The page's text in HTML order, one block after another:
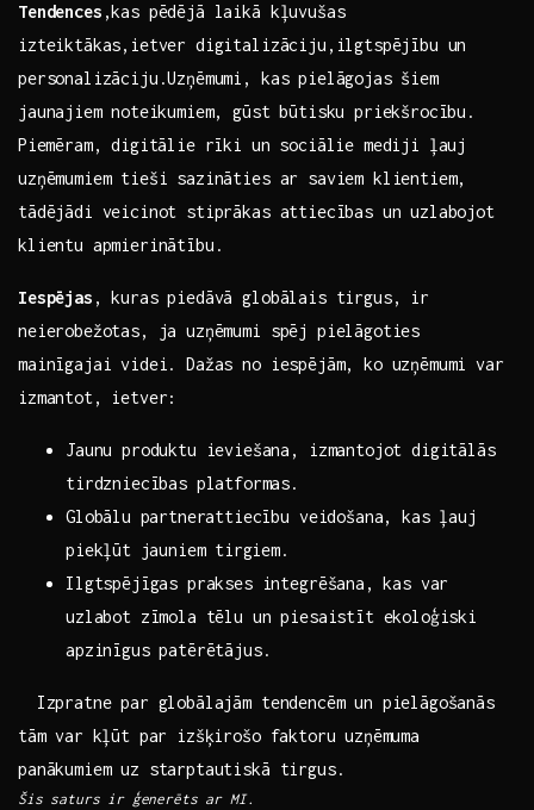
Tendences ,kas pēdējā laikā kļuvušas⁣
izteiktākas,ietver digitalizāciju,ilgtspējību ‌un
personalizāciju.Uzņēmumi,‌ kas pielāgojas šiem
jaunajiem⁣ noteikumiem, gūst būtisku priekšrocību.
⁤Piemēram, digitālie rīki un sociālie mediji ļauj
uzņēmumiem tieši sazināties ar saviem‌ klientiem,
tādējādi veicinot stiprākas attiecības un uzlabojot
klientu apmierinātību. ​ ⁢​
Iespējas , kuras ‌piedāvā globālais tirgus, ir
neierobežotas, ja uzņēmumi spēj pielāgoties
mainīgajai videi. Dažas no iespējām, ko uzņēmumi var
izmantot, ietver: ⁢ ⁢
Jaunu produktu ieviešana, izmantojot digitālās
tirdzniecības platformas.
Globālu⁢ partnerattiecību veidošana, kas ļauj
piekļūt⁤ jauniem⁣ tirgiem.
Ilgtspējīgas prakses integrēšana,⁤ kas var
uzlabot zīmola ​tēlu‌ un piesaistīt ekoloģiski
apzinīgus patērētājus.
‌ ‍ Izpratne par globālajām ‍tendencēm un pielāgošanās
tām var⁢ kļūt par izšķirošo faktoru uzņēmuma​
panākumiem uz starptautiskā tirgus.
Šis saturs ir ģenerēts ar MI.